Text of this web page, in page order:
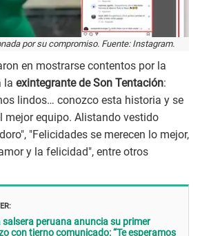
por su compromiso. Fuente: Instagram.
en mostrarse contentos por la
la exintegrante de Son Tentación:
lindos… conozco esta historia y se
mejor equipo. Alistando vestido
"Felicidades se merecen lo mejor,
y la felicidad", entre otros
salsera peruana anuncia su primer
con tierno comunicado: “Te esperamos